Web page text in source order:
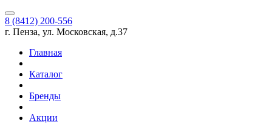
8 (8412) 200-556
г. Пенза, ул. Московская, д.37
Главная
Каталог
Бренды
Акции